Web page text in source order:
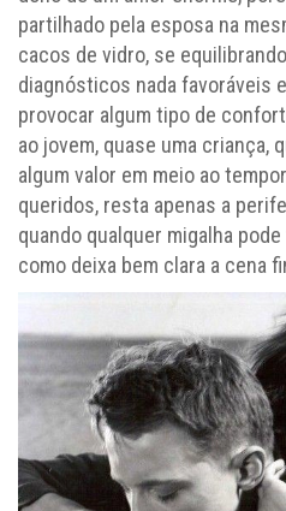
partilhado pela esposa na
cacos de vidro, se
diagnósticos nada favoráveis
provocar algum tipo de
ao jovem, quase uma criança,
algum valor em meio ao
queridos, resta apenas a
quando qualquer migalha
como deixa bem clara a cena